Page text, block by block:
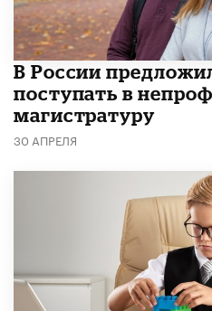
В России
поступать в
магистратуру
30 АПРЕЛЯ